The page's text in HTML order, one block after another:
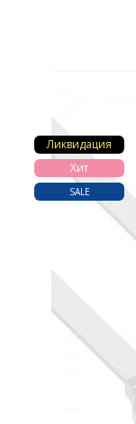
Ликвидация
Хит
SALE